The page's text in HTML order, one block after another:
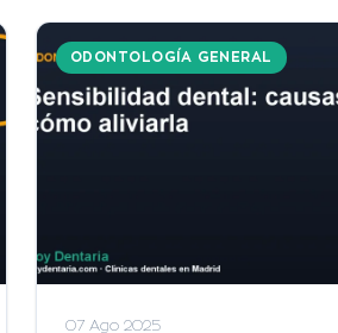
ODONTOLOGÍA GENERAL
07 Ago 2025